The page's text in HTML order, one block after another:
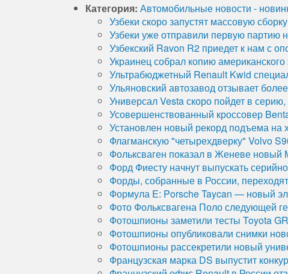
Категория: Автомобильные новости -
Узбеки скоро запустят массовую
Узбеки уже отправили первую партию
Узбекский Ravon R2 приедет к нам с
Украинец собрал копию
Ультрабюджетный Renault Kwid
Ульяновский автозавод отзывает
Универсал Vesta скоро пойдет в
Усовершенствованный кроссовер
Установлен новый рекорд подъема на
Флагманскую "четырехдверку" Volvo
Фольксваген показал в Женеве новый
Форд Фиесту начнут выпускать
Форды, собранные в России,
Формула E: Porsche Taycan — новый
Фото Фольксвагена Поло следующей
Фотошпионы заметили тесты Toyota
Фотошпионы опубликовали снимки
Фотошпионы рассекретили новый
Французская марка DS выпустит